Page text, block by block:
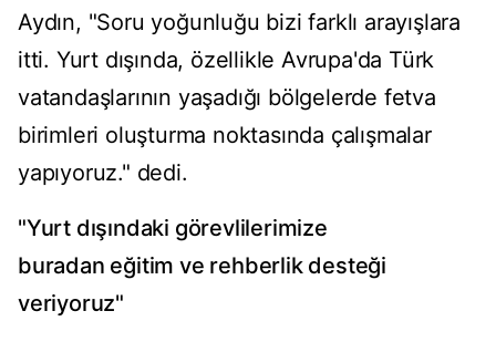
Aydın, "Soru yoğunluğu bizi farklı arayışlara
itti. Yurt dışında, özellikle Avrupa'da Türk
vatandaşlarının yaşadığı bölgelerde fetva
birimleri oluşturma noktasında çalışmalar
yapıyoruz." dedi.
"Yurt dışındaki görevlilerimize
buradan eğitim ve rehberlik desteği
veriyoruz"